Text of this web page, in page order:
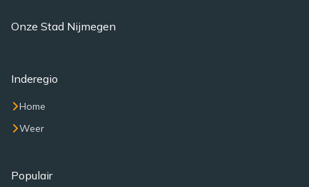
Onze Stad Nijmegen
Inderegio
Home
Weer
Populair